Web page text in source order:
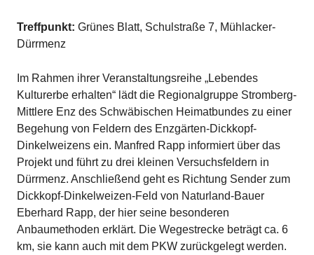
Treffpunkt: Grünes Blatt, Schulstraße 7, Mühlacker-
Dürrmenz
Im Rahmen ihrer Veranstaltungsreihe „Lebendes
Kulturerbe erhalten“ lädt die Regionalgruppe Stromberg-
Mittlere Enz des Schwäbischen Heimatbundes zu einer
Begehung von Feldern des Enzgärten-Dickkopf-
Dinkelweizens ein. Manfred Rapp informiert über das
Projekt und führt zu drei kleinen Versuchsfeldern in
Dürrmenz. Anschließend geht es Richtung Sender zum
Dickkopf-Dinkelweizen-Feld von Naturland-Bauer
Eberhard Rapp, der hier seine besonderen
Anbaumethoden erklärt. Die Wegestrecke beträgt ca. 6
km, sie kann auch mit dem PKW zurückgelegt werden.